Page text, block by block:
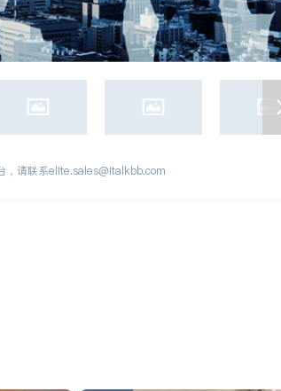
，请联系elite.sales@italkbb.com